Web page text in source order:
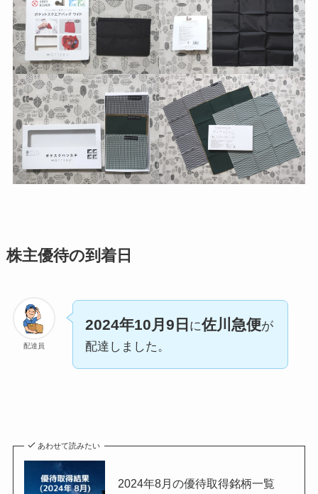
株主優待の到着日
配達員
2024年10月9日 に佐川急便が
配達しました。
あわせて読みたい
2024年8月の優待取得銘柄一覧